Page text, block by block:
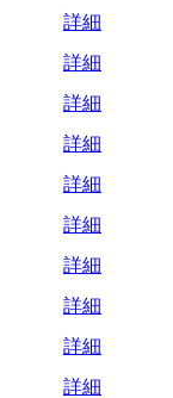
詳細
詳細
詳細
詳細
詳細
詳細
詳細
詳細
詳細
詳細